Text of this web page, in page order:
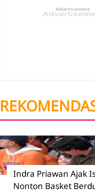
Advertisement
Indra Priawan Ajak
Nonton Basket